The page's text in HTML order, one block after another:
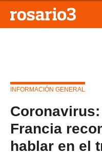
INFORMACIÓN GENERAL
Francia
hablar en el